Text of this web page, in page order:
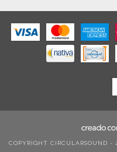
COPYRIGHT CIRCULARSOUND -